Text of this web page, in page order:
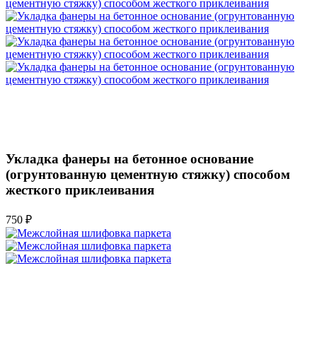
Укладка фанеры на бетонное основание
(огрунтованную цементную стяжку) способом
жесткого приклеивания
750 ₽